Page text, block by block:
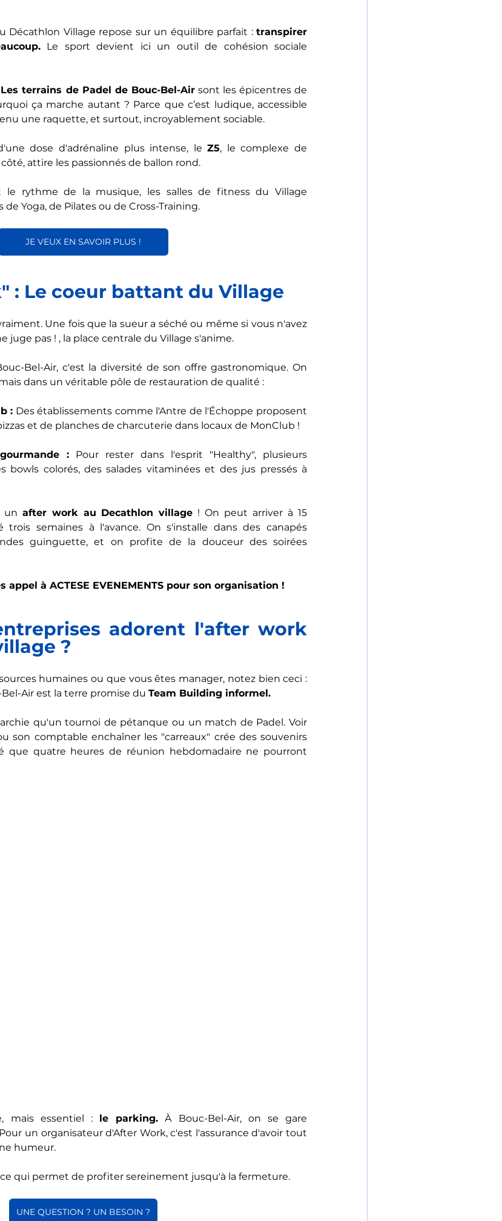
Décathlon Village repose sur un équilibre parfait : transpirer
Le sport devient ici un outil de cohésion sociale
Les terrains de Padel de Bouc-Bel-Air sont les épicentres de
ça marche autant ? Parce que c’est ludique, accessible
une raquette, et surtout, incroyablement sociable.
dose d'adrénaline plus intense, le Z5, le complexe de
attire les passionnés de ballon rond.
rythme de la musique, les salles de fitness du Village
Yoga, de Pilates ou de Cross-Training.
JE VEUX EN SAVOIR PLUS !
: Le coeur battant du Village
Une fois que la sueur a séché ou même si vous n'avez
juge pas ! , la place centrale du Village s'anime.
Bel-Air, c'est la diversité de son offre gastronomique. On
dans un véritable pôle de restauration de qualité :
: Des établissements comme l'Antre de l'Échoppe proposent
et de planches de charcuterie dans locaux de MonClub !
: Pour rester dans l'esprit "Healthy", plusieurs
bowls colorés, des salades vitaminées et des jus pressés à
un after work au Decathlon village ! On peut arriver à 15
trois semaines à l'avance. On s'installe dans des canapés
guinguette, et on profite de la douceur des soirées
appel à ACTESE EVENEMENTS pour son organisation !
adorent l'after work
?
humaines ou que vous êtes manager, notez bien ceci :
Air est la terre promise du Team Building informel.
qu'un tournoi de pétanque ou un match de Padel. Voir
son comptable enchaîner les "carreaux" crée des souvenirs
que quatre heures de réunion hebdomadaire ne pourront
mais essentiel : le parking. À Bouc-Bel-Air, on se gare
un organisateur d'After Work, c'est l'assurance d'avoir tout
humeur.
ce qui permet de profiter sereinement jusqu'à la fermeture.
UNE QUESTION ? UN BESOIN ?